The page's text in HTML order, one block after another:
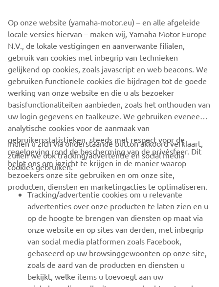
BEKIJK DE KALENDER
MEER NIEUWS
CORPORATE
BUSINESS
MEER YAMAHA
SUPPORT
NIEUWSBRIEF
Op onze website (yamaha-motor.eu) – en alle afgeleide
locale versies hiervan – maken wij, Yamaha Motor Europe
N.V., de lokale vestigingen en aanverwante filialen,
gebruik van cookies met inbegrip van technieken
gelijkend op cookies, zoals javascript en web beacons. We
gebruiken functionele cookies die bijdragen tot de goede
werking van onze website en die u als bezoeker
basisfunctionaliteiten aanbieden, zoals het onthouden van
uw login gegevens en taalkeuze. We gebruiken eveneens
analytische cookies voor de aanmaak van
gebruikersstatistieken, steeds met respect voor de
regelgeving rond de bescherming van de privésfeer. Dit
helpt ons om inzicht te krijgen in de manier waarop
bezoekers onze site gebruiken en om onze site,
producten, diensten en marketingacties te optimaliseren.
Indien u zich via onderstaande button akkoord verklaart,
zullen we ook tracking/advertentie en social media
cookies gebruiken:
Tracking/advertentie cookies om u relevante
advertenties over onze producten te laten zien en u
op de hoogte te brengen van diensten op maat via
onze website en op sites van derden, met inbegrip
van social media platformen zoals Facebook,
gebaseerd op uw browsinggewoonten op onze site,
zoals de aard van de producten en diensten u
bekijkt, welke items u toevoegt aan uw